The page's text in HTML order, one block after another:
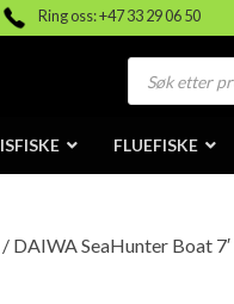
Ring oss: +47 33 29 06 50
Products
search
ISFISKE FLUEFISKE
/ DAIWA SeaHunter Boat